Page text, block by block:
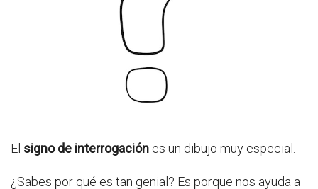
El signo de interrogación es un dibujo muy especial.
¿Sabes por qué es tan genial? Es porque nos ayuda a